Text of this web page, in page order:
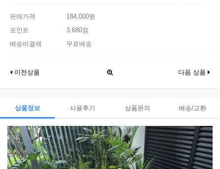
판매가격
184,000원
포인트
3,680점
배송비결제
무료배송
이전상품 다음 상품
상품정보 사용후기 상품문의 배송/교환